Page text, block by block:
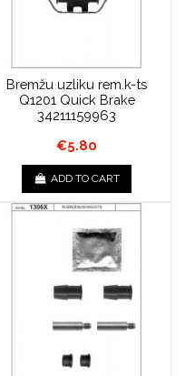
Bremžu uzliku rem.k-ts
Q1201 Quick Brake
34211159963
€5.80
ADD TO CART